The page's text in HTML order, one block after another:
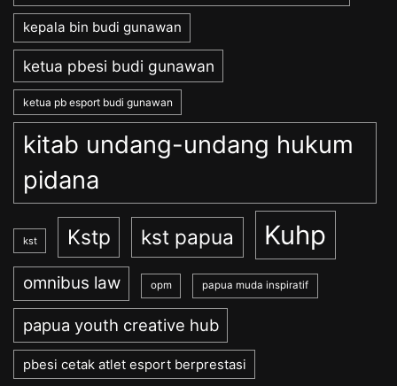
kepala bin budi gunawan
ketua pbesi budi gunawan
ketua pb esport budi gunawan
kitab undang-undang hukum
pidana
kst Kstp kst papua Kuhp
omnibus law opm papua muda inspiratif
papua youth creative hub
pbesi cetak atlet esport berprestasi